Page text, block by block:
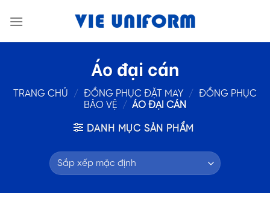
Áo đại cán
TRANG CHỦ / ĐỒNG PHỤC ĐẶT MAY / ĐỒNG PHỤC
BẢO VỆ
/ ÁO ĐẠI CÁN
DANH MỤC SẢN PHẨM